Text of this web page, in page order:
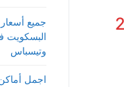
2026
البسكويت
وتيسباس
اجمل